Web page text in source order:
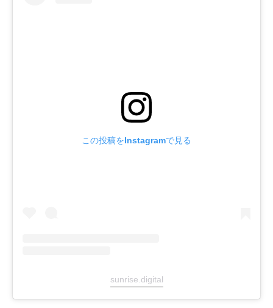
この投稿をInstagramで見る
sunrise.digital